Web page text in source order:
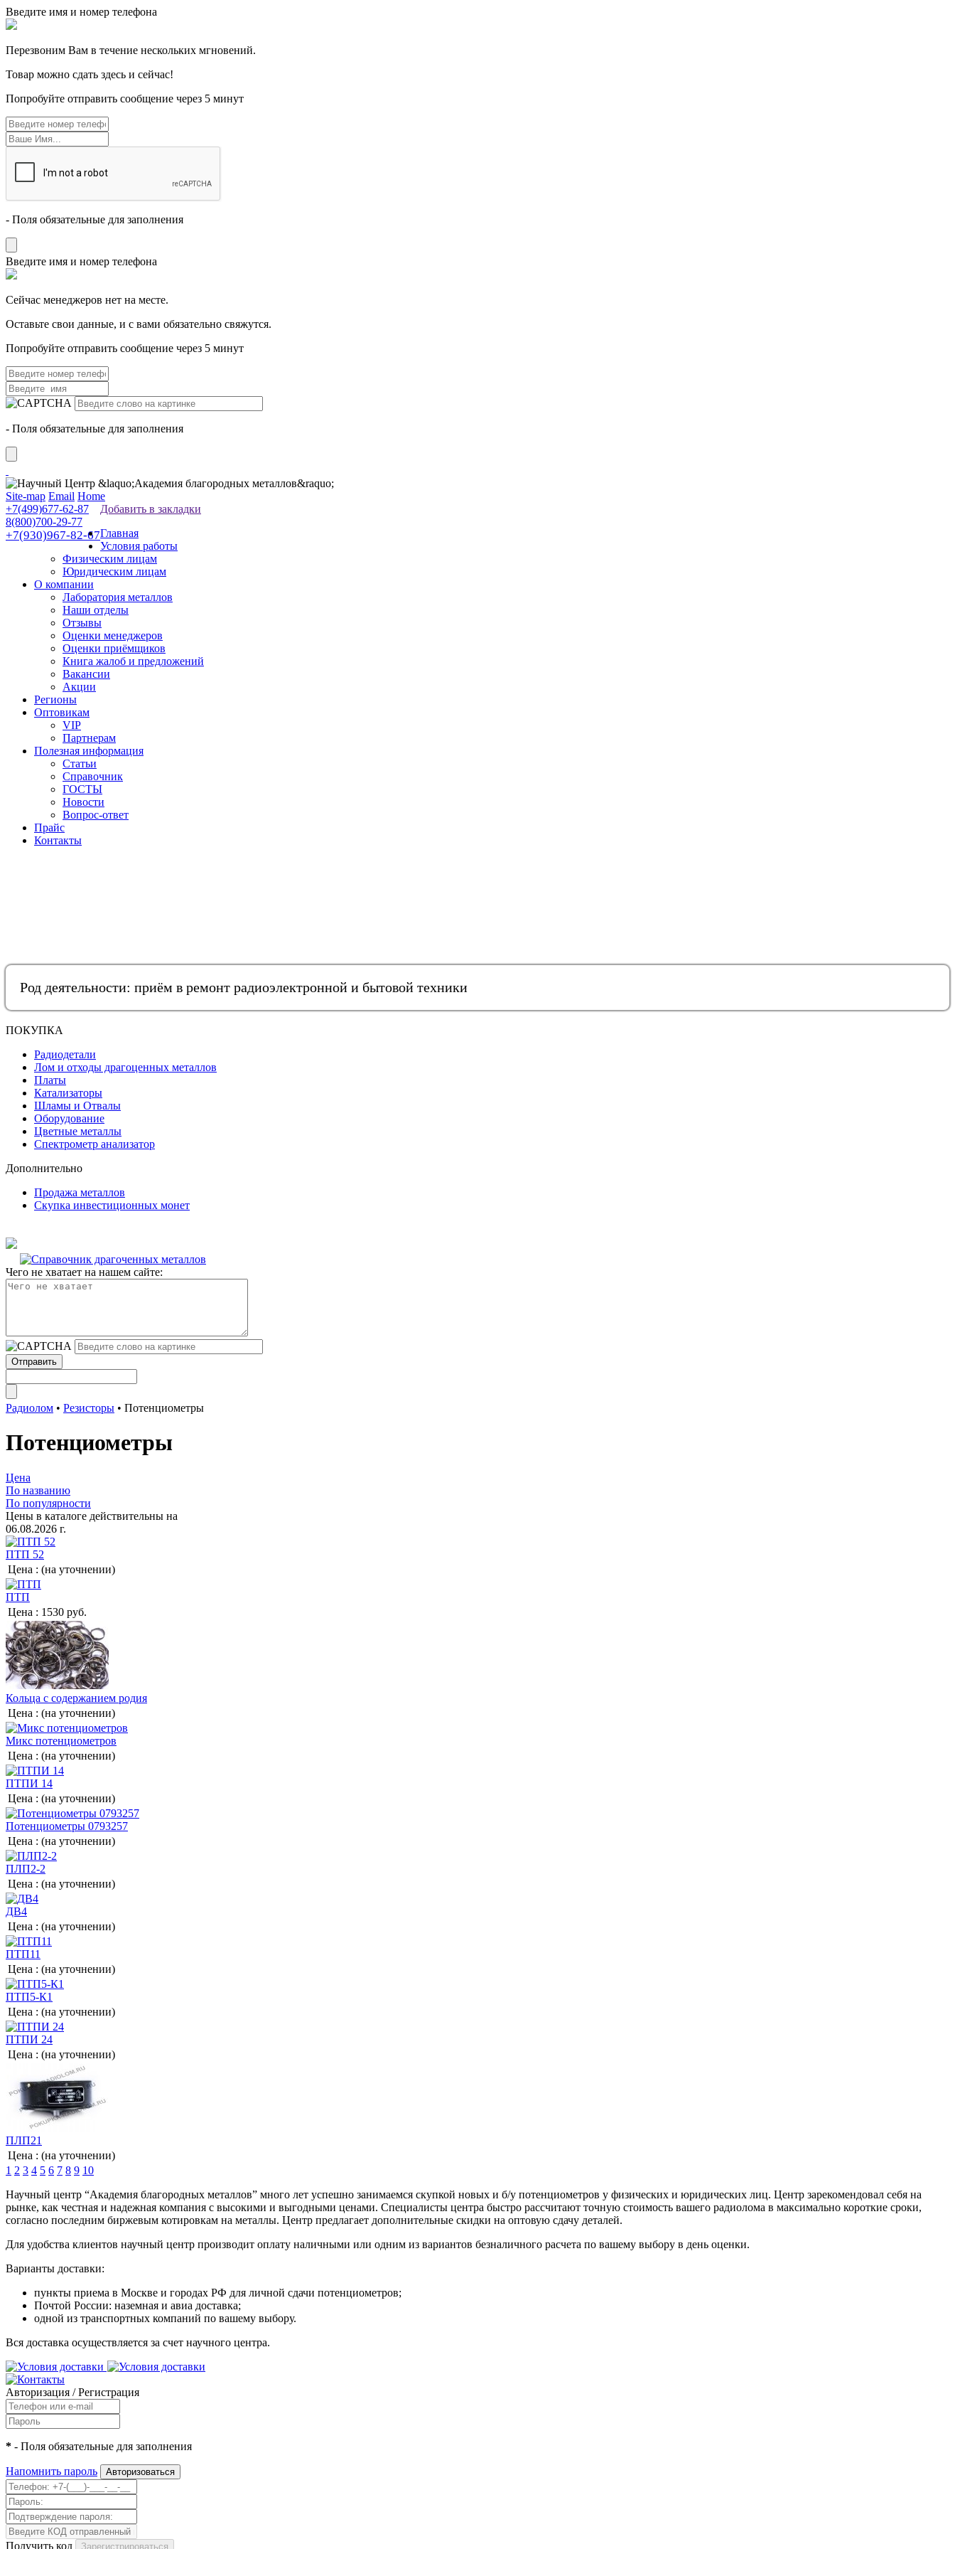
Введите имя и номер телефона
Перезвоним Вам в течение нескольких мгновений.
Товар можно сдать здесь и сейчас!
Попробуйте отправить сообщение через 5 минут
- Поля обязательные для заполнения
Введите имя и номер телефона
Cейчас менеджеров нет на месте.
Оставьте свои данные, и с вами обязательно свяжутся.
Попробуйте отправить сообщение через 5 минут
- Поля обязательные для заполнения
Site-map Email Home
+7(499)677-62-87
8(800)700-29-77
+7(930)967-82-67
Добавить в закладки
Главная
Условия работы
Физическим лицам
Юридическим лицам
О компании
Лаборатория металлов
Наши отделы
Отзывы
Оценки менеджеров
Оценки приёмщиков
Книга жалоб и предложений
Вакансии
Акции
Регионы
Оптовикам
VIP
Партнерам
Полезная информация
Статьи
Справочник
ГОСТЫ
Новости
Вопрос-ответ
Прайс
Контакты
Род деятельности: приём в ремонт радиоэлектронной и бытовой техники
ПОКУПКА
Радиодетали
Лом и отходы драгоценных металлов
Платы
Катализаторы
Шламы и Отвалы
Оборудование
Цветные металлы
Спектрометр анализатор
Дополнительно
Продажа металлов
Скупка инвестиционных монет
Чего не хватает на нашем сайте:
Радиолом • Резисторы • Потенциометры
Потенциометры
Цена
По названию
По популярности
Цены в каталоге действительны на
06.08.2026 г.
ПТП 52
Цена : (на уточнении)
ПТП
Цена : 1530 руб.
Кольца с содержанием родия
Цена : (на уточнении)
Микс потенциометров
Цена : (на уточнении)
ПТПИ 14
Цена : (на уточнении)
Потенциометры 0793257
Цена : (на уточнении)
ПЛП2-2
Цена : (на уточнении)
ДВ4
Цена : (на уточнении)
ПТП11
Цена : (на уточнении)
ПТП5-К1
Цена : (на уточнении)
ПТПИ 24
Цена : (на уточнении)
ПЛП21
Цена : (на уточнении)
1 2 3 4 5 6 7 8 9 10
Научный центр “Академия благородных металлов” много лет успешно занимаемся скупкой новых и б/у потенциометров у физических и юридических лиц. Центр зарекомендовал себя на
рынке, как честная и надежная компания с высокими и выгодными ценами. Специалисты центра быстро рассчитают точную стоимость вашего радиолома в максимально короткие сроки,
согласно последним биржевым котировкам на металлы. Центр предлагает дополнительные скидки на оптовую сдачу деталей.
Для удобства клиентов научный центр производит оплату наличными или одним из вариантов безналичного расчета по вашему выбору в день оценки.
Варианты доставки:
пункты приема в Москве и городах РФ для личной сдачи потенциометров;
Почтой России: наземная и авиа доставка;
одной из транспортных компаний по вашему выбору.
Вся доставка осуществляется за счет научного центра.
Авторизация /Регистрация
* - Поля обязательные для заполнения
Напомнить пароль
Получить код